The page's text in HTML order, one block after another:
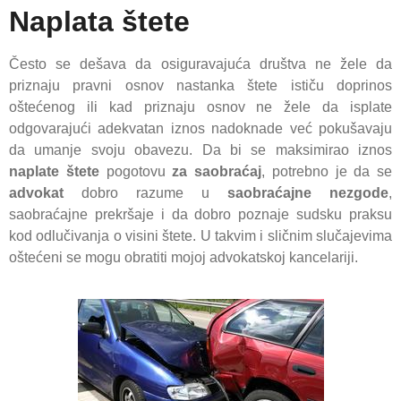
Naplata štete
Često se dešava da osiguravajuća društva ne žele da
priznaju pravni osnov nastanka štete ističu doprinos
oštećenog ili kad priznaju osnov ne žele da isplate
odgovarajući adekvatan iznos nadoknade već pokušavaju
da umanje svoju obavezu. Da bi se maksimirao iznos
naplate štetepogotovuza saobraćaj, potrebno je da se
advokat dobro razume u saobraćajne nezgode,
saobraćajne prekršaje i da dobro poznaje sudsku praksu
kod odlučivanja o visini štete. U takvim i sličnim slučajevima
oštećeni se mogu obratiti mojoj advokatskoj kancelariji.